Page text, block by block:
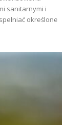
sanitarnymi i
określone